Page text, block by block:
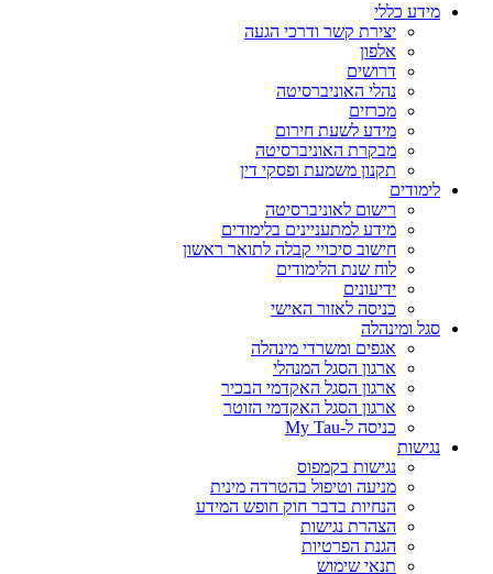
מידע כללי
יצירת קשר ודרכי הגעה
אלפון
דרושים
נהלי האוניברסיטה
מכרזים
מידע לשעת חירום
מבקרת האוניברסיטה
תקנון משמעת ופסקי דין
לימודים
רישום לאוניברסיטה
מידע למתעניינים בלימודים
חישוב סיכויי קבלה לתואר ראשון
לוח שנת הלימודים
ידיעונים
כניסה לאזור האישי
סגל ומינהלה
אגפים ומשרדי מינהלה
ארגון הסגל המנהלי
ארגון הסגל האקדמי הבכיר
ארגון הסגל האקדמי הזוטר
כניסה ל-My Tau
נגישות
נגישות בקמפוס
מניעה וטיפול בהטרדה מינית
הנחיות בדבר חוק חופש המידע
הצהרת נגישות
הגנת הפרטיות
תנאי שימוש